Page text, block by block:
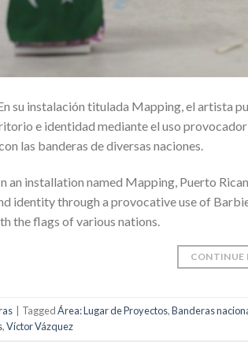
su instalación titulada Mapping, el artista
e identidad mediante el uso
las banderas de diversas naciones.
an installation named Mapping, Puerto
identity through a provocative use of
the flags of various nations.
CONTINUE
TaggedÁrea: Lugar de Proyectos,Banderas
,Víctor Vázquez